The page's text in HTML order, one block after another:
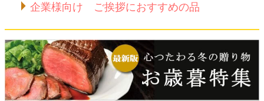
企業様向け ご挨拶におすすめの品